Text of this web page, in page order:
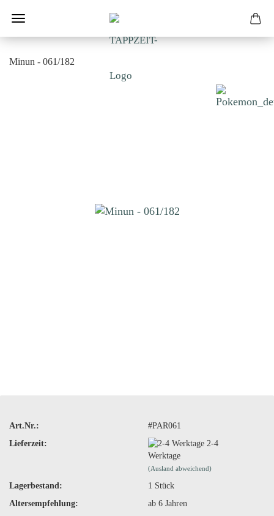
Minun - 061/182
Art.Nr.:
#PAR061
Lieferzeit:
2-4
Werktage
(Ausland abweichend)
Lagerbestand: 1 Stück
Altersempfehlung:
ab 6 Jahren